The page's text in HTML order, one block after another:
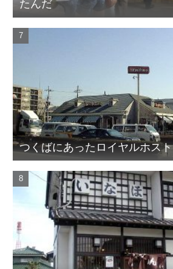
たんだ
つくばにあったロイヤルホスト